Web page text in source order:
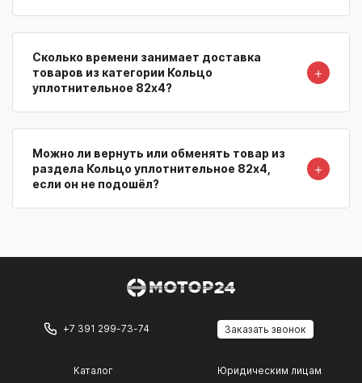
Сколько времени занимает доставка
товаров из категории Кольцо
уплотнительное 82х4?
＋
Можно ли вернуть или обменять товар из
раздела Кольцо уплотнительное 82х4,
если он не подошёл?
＋
+7 391 299-73-74 Заказать звонок
Каталог Юридическим лицам